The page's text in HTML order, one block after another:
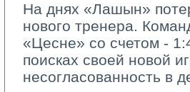
На днях «Лашын»
нового тренера.
«Цесне» со счетом -
поисках своей новой
несогласованность в